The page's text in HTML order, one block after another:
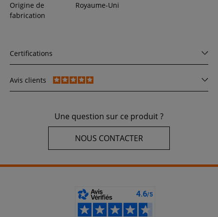
Origine de
fabrication
Royaume-Uni
Certifications
Avis clients
Une question sur ce produit ?
NOUS CONTACTER